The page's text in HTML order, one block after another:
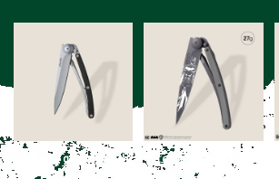
wood 27g granadilla tatoos 27g BATMAN